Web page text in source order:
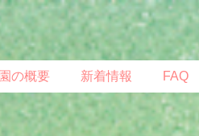
園の概要 新着情報 FAQ